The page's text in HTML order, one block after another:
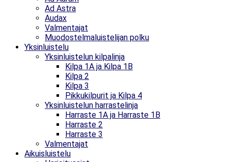
Ad Astra
Audax
Valmentajat
Muodostelmaluistelijan polku
Yksinluistelu
Yksinluistelun kilpalinja
Kilpa 1A ja Kilpa 1B
Kilpa 2
Kilpa 3
Pikkukilpurit ja Kilpa 4
Yksinluistelun harrastelinja
Harraste 1A ja Harraste 1B
Harraste 2
Harraste 3
Valmentajat
Aikuisluistelu